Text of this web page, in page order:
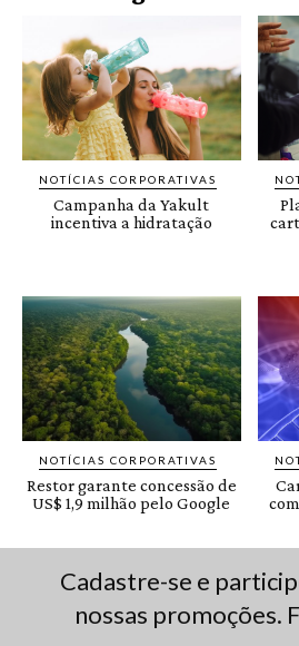
Cadastre-se e
nossas promoções.